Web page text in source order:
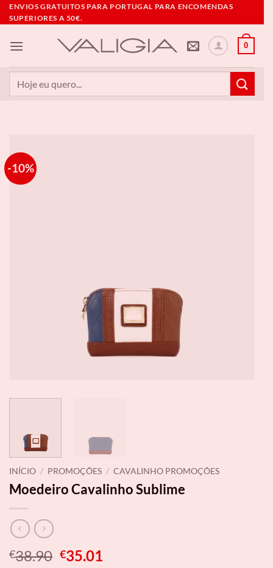
Skip
to
ENVIOS GRATUITOS PARA PORTUGAL PARA ENCOMENDAS
SUPERIORES A 50€.
0
-10%
INÍCIO / PROMOÇÕES / CAVALINHO PROMOÇÕES
Moedeiro Cavalinho Sublime
€38.90 O
€35.01